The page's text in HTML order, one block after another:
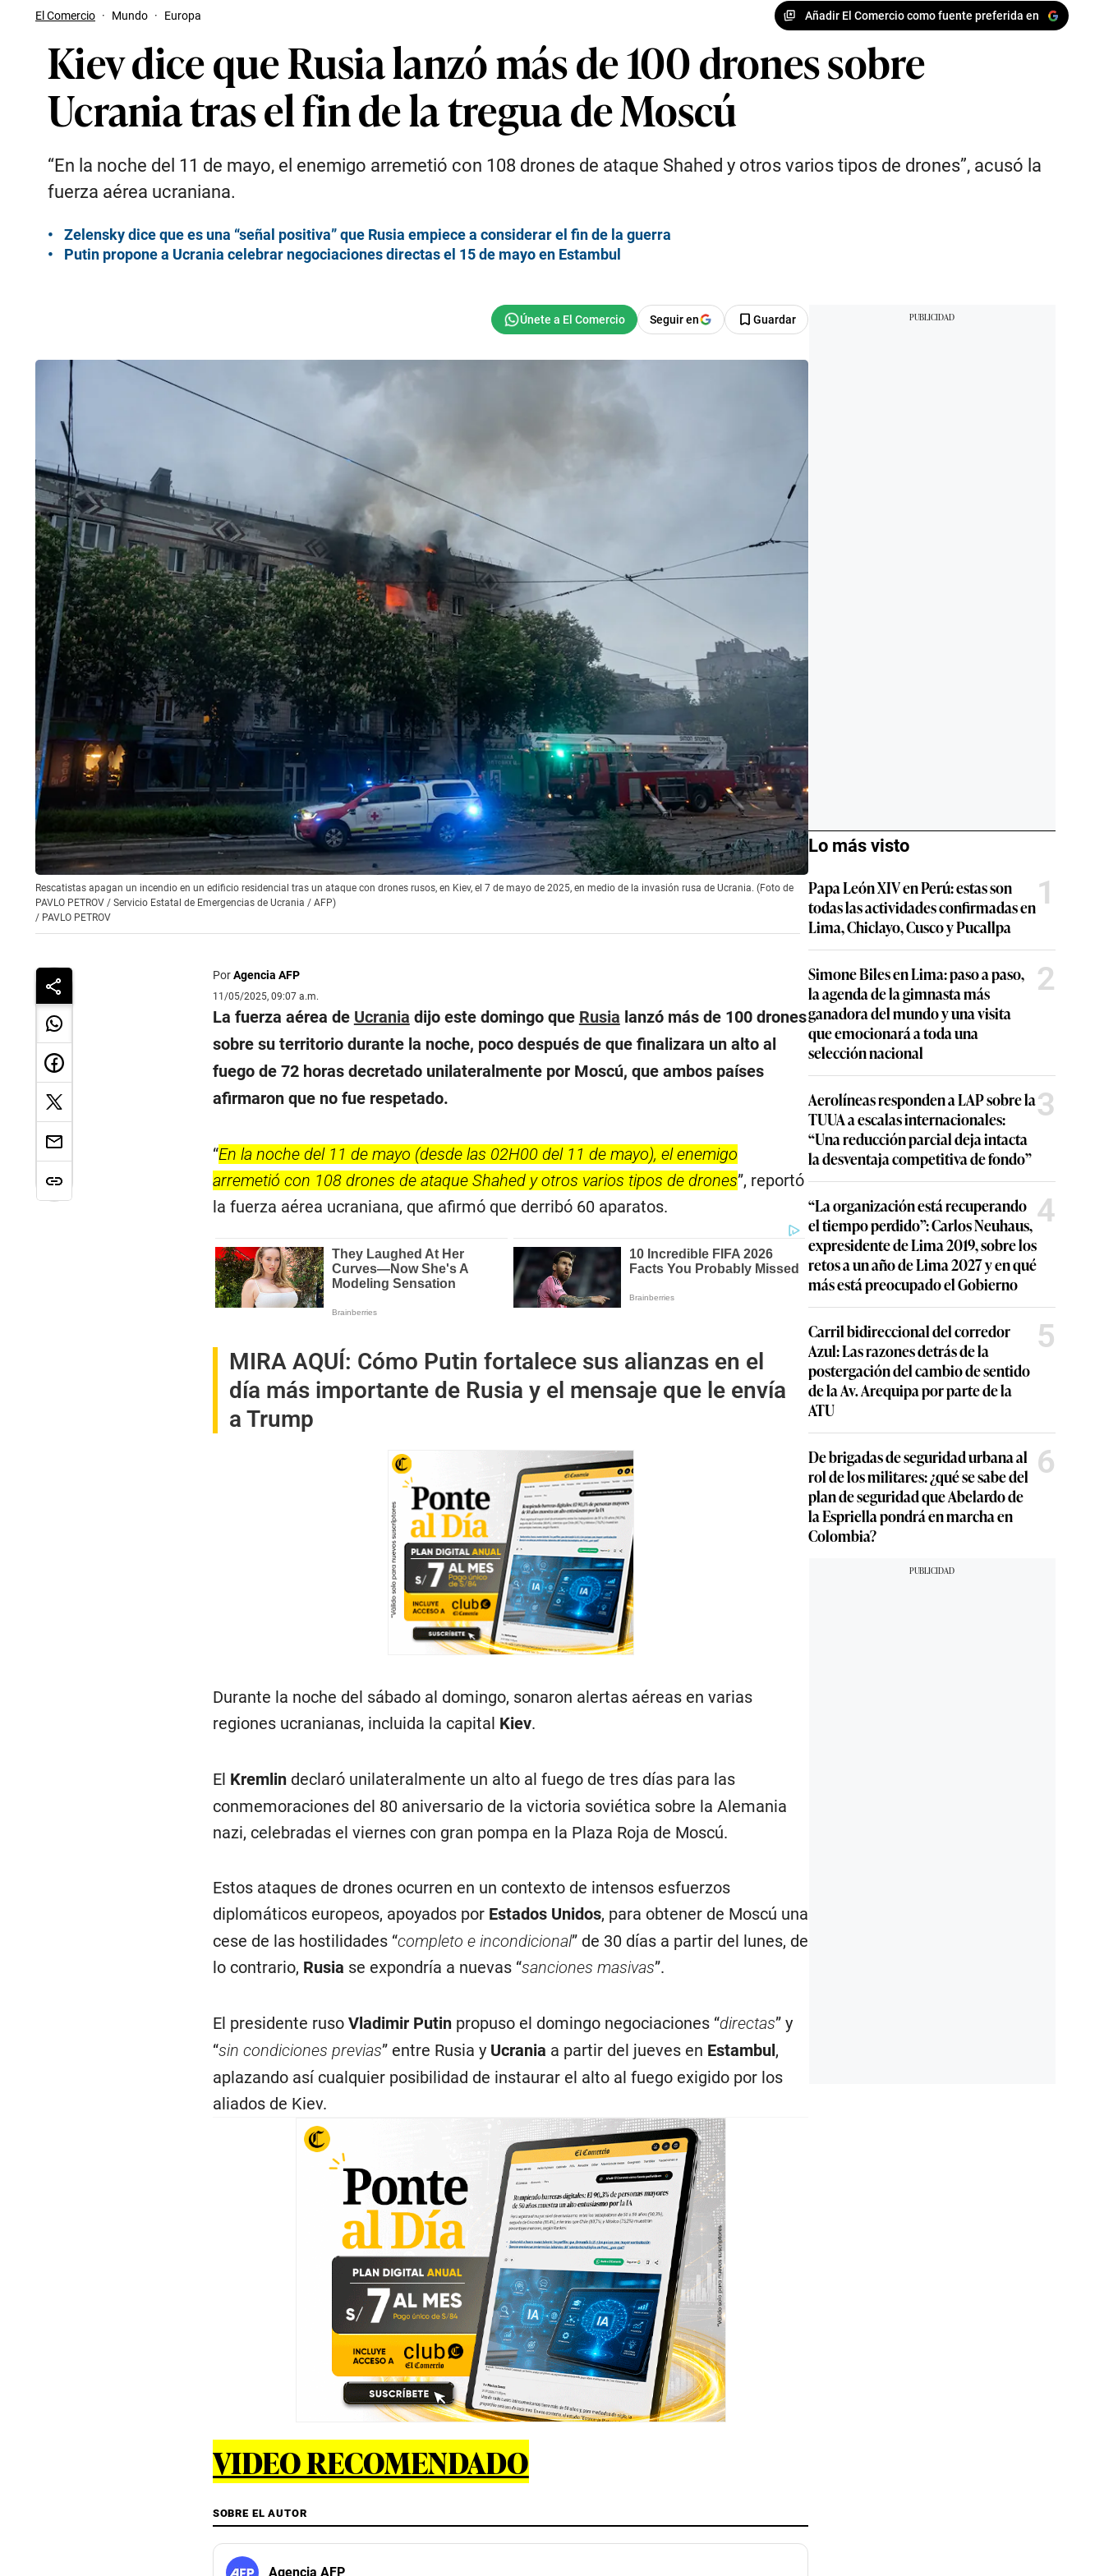
El Comercio · Mundo · Europa Añadir El Comercio como fuente preferida en
Kiev dice que Rusia lanzó más de 100 drones sobre
Ucrania tras el fin de la tregua de Moscú
“En la noche del 11 de mayo, el enemigo arremetió con 108 drones de ataque Shahed y otros varios tipos de drones”, acusó la
fuerza aérea ucraniana.
Zelensky dice que es una “señal positiva” que Rusia empiece a considerar el fin de la guerra
Putin propone a Ucrania celebrar negociaciones directas el 15 de mayo en Estambul
Seguir en Guardar
Rescatistas apagan un incendio en un edificio residencial tras un ataque con drones rusos, en Kiev, el 7 de mayo de 2025, en medio de la invasión rusa de Ucrania. (Foto de
PAVLO PETROV / Servicio Estatal de Emergencias de Ucrania / AFP)
/ PAVLO PETROV
PorAgencia AFP
11/05/2025, 09:07 a.m.
La fuerza aérea de Ucrania dijo este domingo que Rusia lanzó más de 100 drones
sobre su territorio durante la noche, poco después de que finalizara un alto al
fuego de 72 horas decretado unilateralmente por Moscú, que ambos países
afirmaron que no fue respetado.
“En la noche del 11 de mayo (desde las 02H00 del 11 de mayo), el enemigo
arremetió con 108 drones de ataque Shahed y otros varios tipos de drones”, reportó
la fuerza aérea ucraniana, que afirmó que derribó 60 aparatos.
MIRA AQUÍ: Cómo Putin fortalece sus alianzas en el
día más importante de Rusia y el mensaje que le envía
a Trump
Durante la noche del sábado al domingo, sonaron alertas aéreas en varias
regiones ucranianas, incluida la capital Kiev.
El Kremlindeclaró unilateralmente un alto al fuego de tres días para las
conmemoraciones del 80 aniversario de la victoria soviética sobre la Alemania
nazi, celebradas el viernes con gran pompa en la Plaza Roja de Moscú.
Estos ataques de drones ocurren en un contexto de intensos esfuerzos
diplomáticos europeos, apoyados por Estados Unidos, para obtener de Moscú una
cese de las hostilidades “completo e incondicional” de 30 días a partir del lunes, de
lo contrario, Rusia se expondría a nuevas “sanciones masivas”.
El presidente ruso Vladimir Putinpropuso el domingo negociaciones “directas” y
“sin condiciones previas” entre Rusia y Ucrania a partir del jueves en Estambul,
aplazando así cualquier posibilidad de instaurar el alto al fuego exigido por los
aliados de Kiev.
VIDEO RECOMENDADO
SOBRE EL AUTOR
Agencia AFP
Lo más visto
Papa León XIV en Perú: estas son
todas las actividades confirmadas en
Lima, Chiclayo, Cusco y Pucallpa
1
Simone Biles en Lima: paso a paso,
la agenda de la gimnasta más
ganadora del mundo y una visita
que emocionará a toda una
selección nacional
2
Aerolíneas responden a LAP sobre la
TUUA a escalas internacionales:
“Una reducción parcial deja intacta
la desventaja competitiva de fondo”
3
“La organización está recuperando
el tiempo perdido”: Carlos Neuhaus,
expresidente de Lima 2019, sobre los
retos a un año de Lima 2027 y en qué
más está preocupado el Gobierno
4
Carril bidireccional del corredor
Azul: Las razones detrás de la
postergación del cambio de sentido
de la Av. Arequipa por parte de la
ATU
5
De brigadas de seguridad urbana al
rol de los militares: ¿qué se sabe del
plan de seguridad que Abelardo de
la Espriella pondrá en marcha en
Colombia?
6